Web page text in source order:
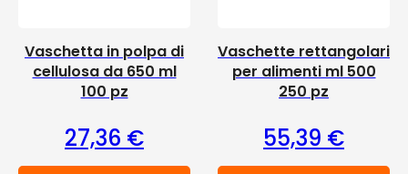
Vaschetta in polpa di
cellulosa da 650 ml
100 pz
27,36 €
Vaschette rettangolari
per alimenti ml 500
250 pz
55,39 €